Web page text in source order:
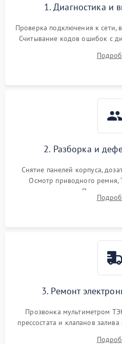
1. Диагностика и
Проверка подключения к сети,
Считывание кодов ошибок с
выявления посторонних шумов,
электронного
2. Разборка и
Снятие панелей корпуса,
Осмотр приводного ремня,
амортизаторов. Проверка
крестовины на износ, а
3. Ремонт
Прозвонка мультиметром
прессостата и клапанов